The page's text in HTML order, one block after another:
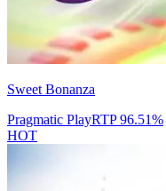
Sweet Bonanza
Pragmatic PlayRTP96.51%
HOT